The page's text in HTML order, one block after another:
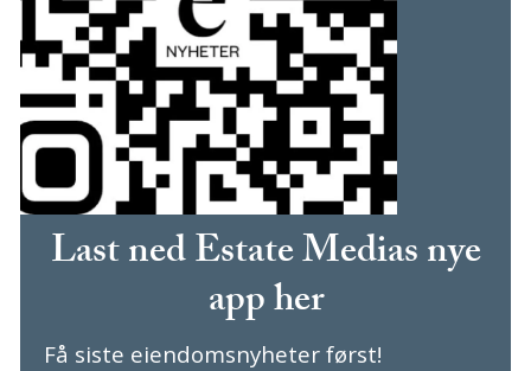
Last ned Estate Medias nye
app her
Få siste eiendomsnyheter først!